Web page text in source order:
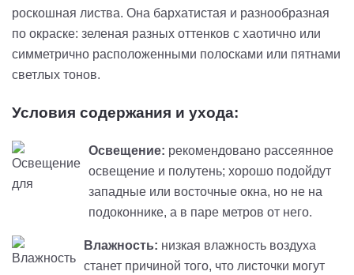
роскошная листва. Она бархатистая и разнообразная
по окраске: зеленая разных оттенков с хаотично или
симметрично расположенными полосками или пятнами
светлых тонов.
Условия содержания и ухода:
Освещение: рекомендовано рассеянное
освещение и полутень; хорошо подойдут
западные или восточные окна, но не на
подоконнике, а в паре метров от него.
Влажность: низкая влажность воздуха
станет причиной того, что листочки могут